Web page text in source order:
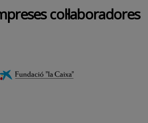
col·laboradores